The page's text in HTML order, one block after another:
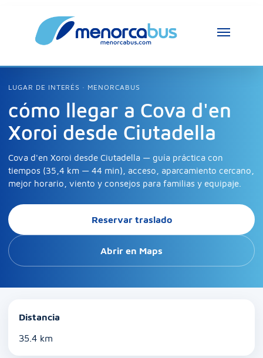
LUGAR DE INTERÉS · MENORCABUS
cómo llegar a Cova d'en
Xoroi desde Ciutadella
Cova d'en Xoroi desde Ciutadella — guía práctica con
tiempos (35,4 km — 44 min), acceso, aparcamiento cercano,
mejor horario, viento y consejos para familias y equipaje.
Reservar traslado
Abrir en Maps
Distancia
35.4 km